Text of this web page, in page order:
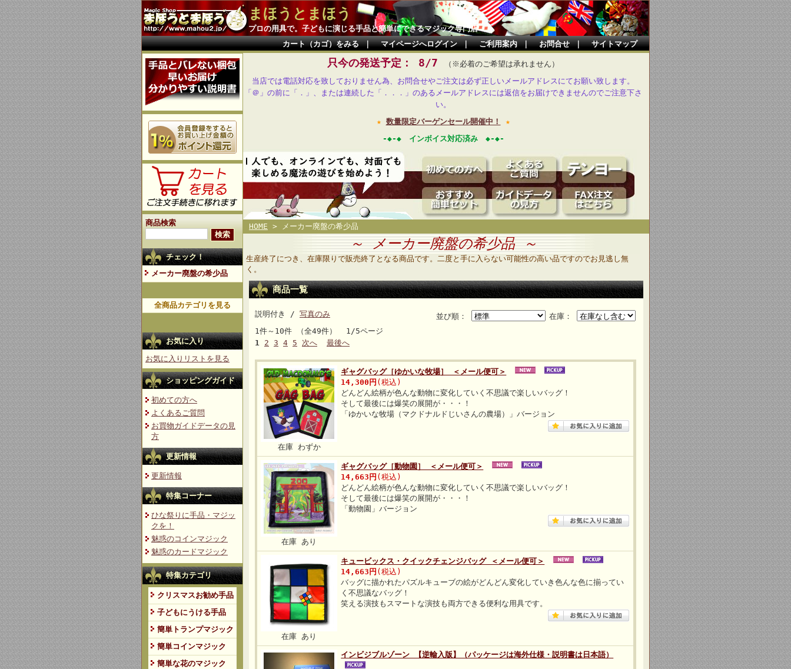
まほうとまほう
プロの用具で。子どもに演じる手品と簡単にできるマジック専門店
カート（カゴ）をみる｜ マイページへログイン｜ ご利用案内｜ お問合せ｜ サイトマップ
商品検索
チェック！
メーカー廃盤の希少品
全商品カテゴリを見る
お気に入り
お気に入りリストを見る
ショッピングガイド
初めての方へ
よくあるご質問
お買物ガイドデータの見
方
更新情報
更新情報
特集コーナー
ひな祭りに手品・マジッ
クを！
魅惑のコインマジック
魅惑のカードマジック
特集カテゴリ
クリスマスお勧め手品
子どもにうける手品
簡単トランプマジック
簡単コインマジック
簡単な花のマジック
只今の発送予定： 8/7
（※必着のご希望は承れません）
当店では電話対応を致しておりません為、お問合せやご注文は必ず正しいメールアドレスにてお願い致します。
「＠」の前に「．」、または連続した「．．．」のあるメールアドレスには返信をお届けできませんのでご注意下さ
い。
★ 数量限定バーゲンセール開催中！
★
-◆-◆ インボイス対応済み ◆-◆-
HOME > メーカー廃盤の希少品
～ メーカー廃盤の希少品 ～
生産終了につき、在庫限りで販売終了となる商品です。二度と手に入らない可能性の高い品ですのでお見逃し無
く。
商品一覧
在庫：
並び順：
説明付き / 写真のみ
1件～10件 （全49件） 1/5ページ
1 2 3 4 5 次へ 最後へ
在庫 わずか
ギャグバッグ［ゆかいな牧場］ ＜メール便可＞
14,300円 (税込)
どんどん絵柄が色んな動物に変化していく不思議で楽しいバッグ！
そして最後には爆笑の展開が・・・！
「ゆかいな牧場（マクドナルドじいさんの農場）」バージョン
在庫 あり
ギャグバッグ［動物園］ ＜メール便可＞
14,663円 (税込)
どんどん絵柄が色んな動物に変化していく不思議で楽しいバッグ！
そして最後には爆笑の展開が・・・！
「動物園」バージョン
在庫 あり
キュービックス・クイックチェンジバッグ ＜メール便可＞
14,663円 (税込)
バッグに描かれたパズルキューブの絵がどんどん変化していき色んな色に揃ってい
く不思議なバッグ！
笑える演技もスマートな演技も両方できる便利な用具です。
インビジブルゾーン 【逆輸入版】（パッケージは海外仕様・説明書は日本語）